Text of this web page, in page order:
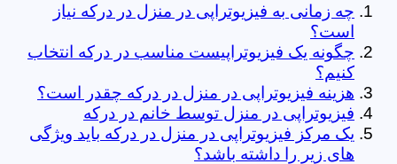
چه زمانی به فیزیوتراپی در منزل در درکه نیاز
است؟
چگونه یک فیزیوتراپیست مناسب در درکه انتخاب
کنیم؟
هزینه فیزیوتراپی در منزل در درکه چقدر است؟
فیزیوتراپی در منزل توسط خانم در درکه
یک مرکز فیزیوتراپی در منزل در درکه باید ویژگی
های زیر را داشته باشد؟